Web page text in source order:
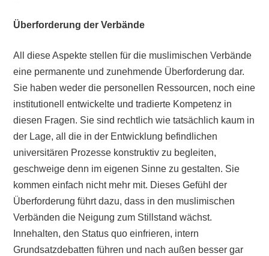
Überforderung der Verbände
All diese Aspekte stellen für die muslimischen Verbände
eine permanente und zunehmende Überforderung dar.
Sie haben weder die personellen Ressourcen, noch eine
institutionell entwickelte und tradierte Kompetenz in
diesen Fragen. Sie sind rechtlich wie tatsächlich kaum in
der Lage, all die in der Entwicklung befindlichen
universitären Prozesse konstruktiv zu begleiten,
geschweige denn im eigenen Sinne zu gestalten. Sie
kommen einfach nicht mehr mit. Dieses Gefühl der
Überforderung führt dazu, dass in den muslimischen
Verbänden die Neigung zum Stillstand wächst.
Innehalten, den Status quo einfrieren, intern
Grundsatzdebatten führen und nach außen besser gar